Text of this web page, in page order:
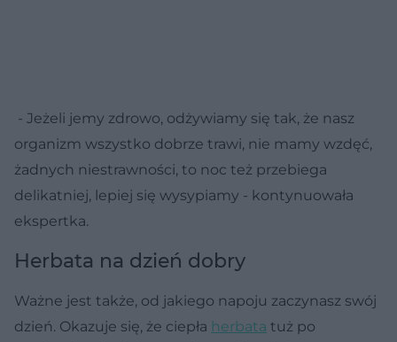
- Jeżeli jemy zdrowo, odżywiamy się tak, że nasz
organizm wszystko dobrze trawi, nie mamy wzdęć,
żadnych niestrawności, to noc też przebiega
delikatniej, lepiej się wysypiamy - kontynuowała
ekspertka.
Herbata na dzień dobry
Ważne jest także, od jakiego napoju zaczynasz swój
dzień. Okazuje się, że ciepła herbata tuż po